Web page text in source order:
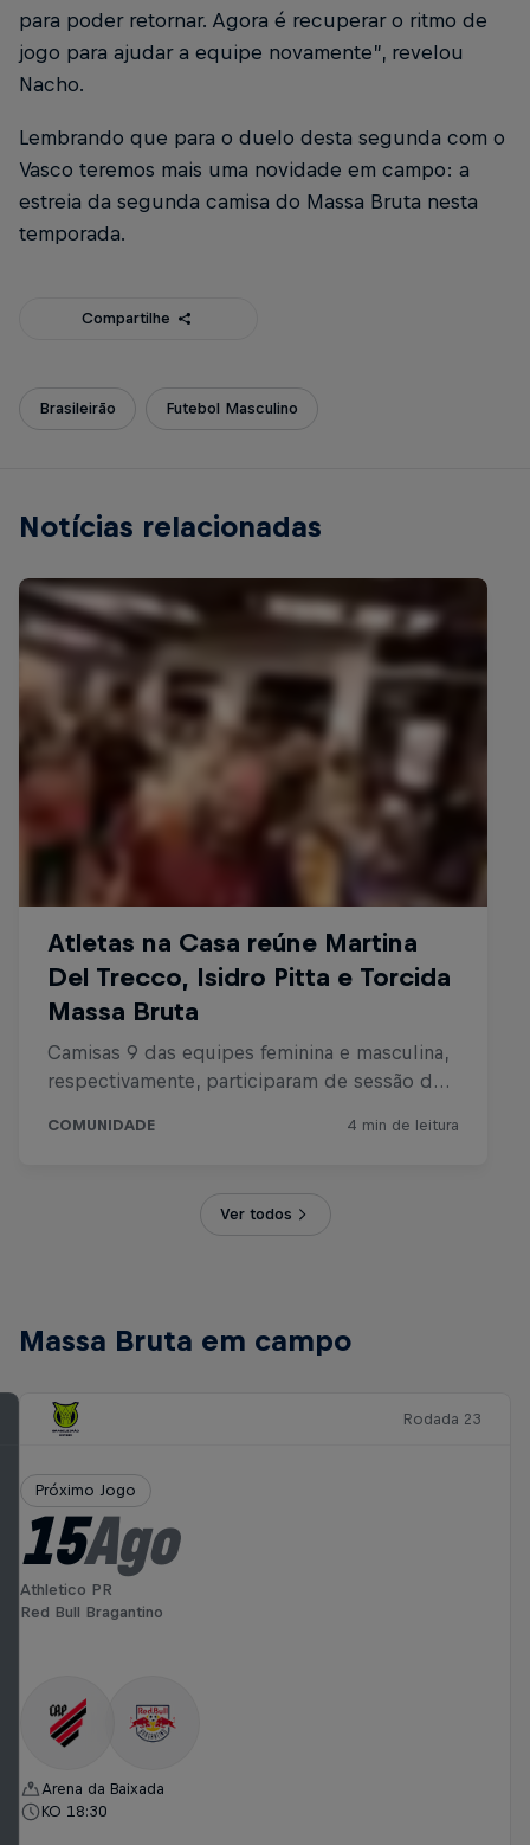
para poder retornar. Agora é recuperar o ritmo de
jogo para ajudar a equipe novamente”, revelou
Nacho.
Lembrando que para o duelo desta segunda com o
Vasco teremos mais uma novidade em campo: a
estreia da segunda camisa do Massa Bruta nesta
temporada.
Compartilhe
Brasileirão Futebol Masculino
Notícias relacionadas
Ver todos
Massa Bruta em campo
Rodada 23
Próximo Jogo
15Ago
Athletico PR
Red Bull Bragantino
Arena da Baixada
KO 18:30